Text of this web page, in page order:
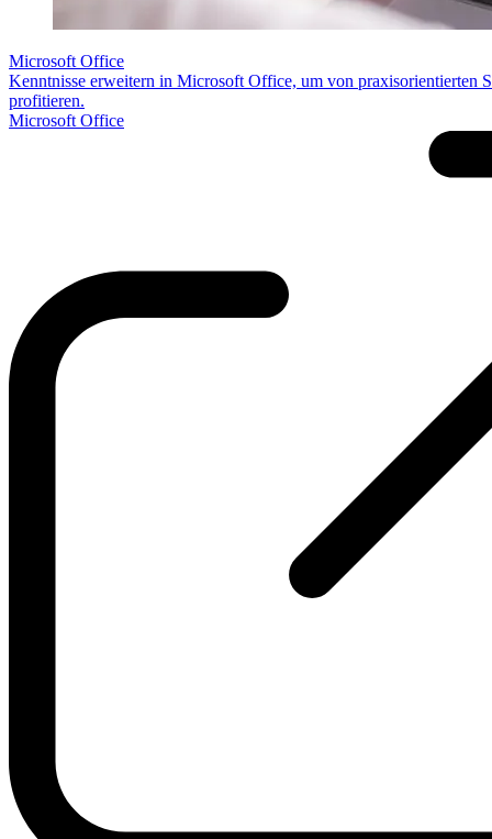
Microsoft Office
Kenntnisse erweitern in Microsoft Office, um von praxisorientierten
profitieren.
Microsoft Office